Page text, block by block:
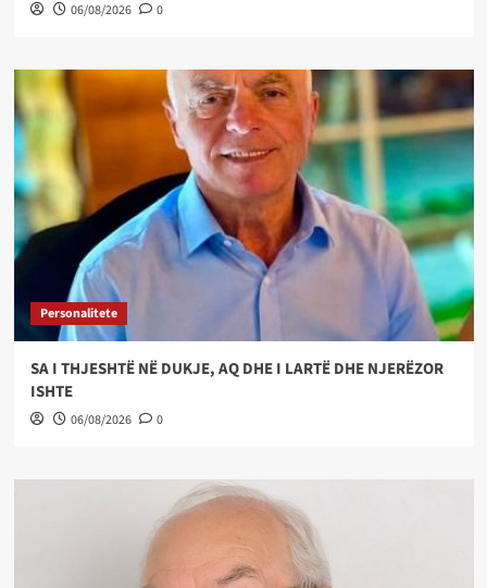
06/08/2026 0
Personalitete
SA I THJESHTË NË DUKJE, AQ DHE I LARTË DHE NJERËZOR
ISHTE
06/08/2026 0